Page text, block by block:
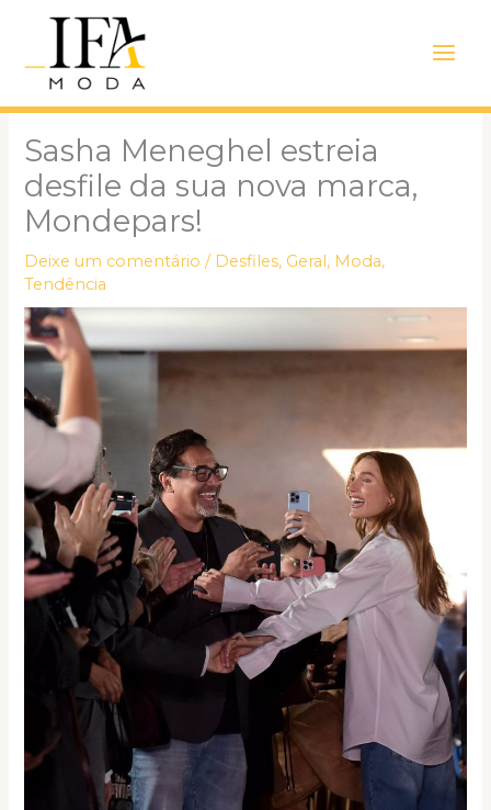
conteúdo
Menu
Sasha Meneghel estreia
desfile da sua nova marca,
Mondepars!
Deixe um comentário / Desfiles, Geral, Moda,
Tendência